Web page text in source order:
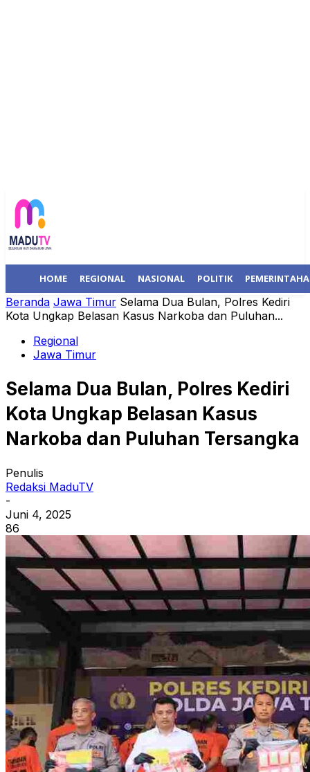
HOME REGIONAL NASIONAL POLITIK
Beranda Jawa Timur Selama Dua Bulan, Polres Kediri
Kota Ungkap Belasan Kasus Narkoba dan Puluhan...
Regional
Jawa Timur
Selama Dua Bulan, Polres Kediri
Kota Ungkap Belasan Kasus
Narkoba dan Puluhan Tersangka
Penulis
Redaksi MaduTV
-
Juni 4, 2025
86